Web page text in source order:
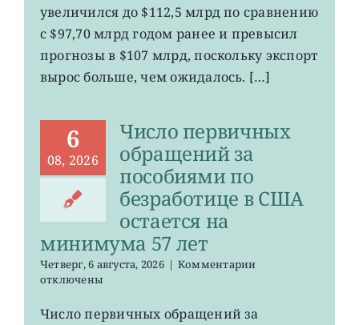
китайский
экспорт
почти
на
увеличился до $112,5 млрд по сравнению
с $97,70 млрд годом ранее и превысил
прогнозы в $107 млрд, поскольку экспорт
вырос больше, чем ожидалось. […]
6
08, 2026
Число первичных
обращений за
пособиями по
безработице в США
остается на
минимума 57 лет
Четверг, 6 августа, 2026 | Комментариик
первичных
отключены
Число первичных обращений за